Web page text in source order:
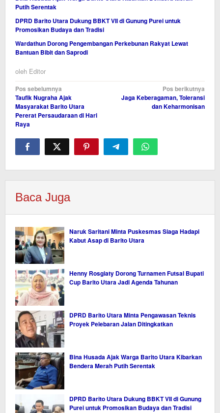
Putih Serentak
DPRD Barito Utara Dukung BBKT VII di Gunung Purei untuk
Promosikan Budaya dan Tradisi
Wardathun Dorong Pengembangan Perkebunan Rakyat Lewat
Bantuan Bibit dan Saprodi
oleh Editor
Navigasi
pos
Pos sebelumnya
Taufik Nugraha Ajak
Masyarakat Barito Utara
Pererat Persaudaraan di Hari
Raya
Pos berikutnya
Jaga Keberagaman, Toleransi
dan Keharmonisan
Baca Juga
Naruk Saritani Minta Puskesmas Siaga Hadapi
Kabut Asap di Barito Utara
Henny Rosgiaty Dorong Turnamen Futsal Bupati
Cup Barito Utara Jadi Agenda Tahunan
DPRD Barito Utara Minta Pengawasan Teknis
Proyek Pelebaran Jalan Ditingkatkan
Bina Husada Ajak Warga Barito Utara Kibarkan
Bendera Merah Putih Serentak
DPRD Barito Utara Dukung BBKT VII di Gunung
Purei untuk Promosikan Budaya dan Tradisi